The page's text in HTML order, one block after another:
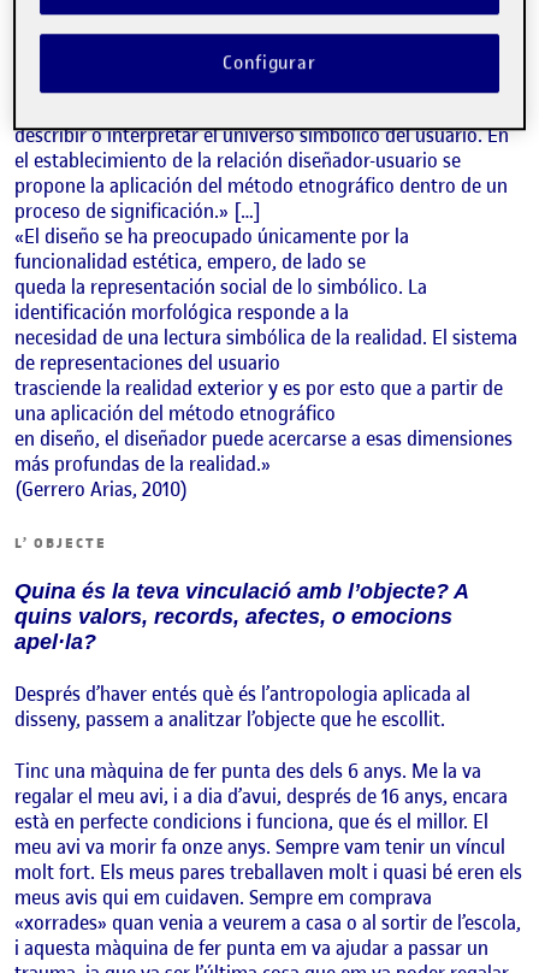
INTRODUCCIÓ
describir o interpretar el universo simbólico del usuario. En
el establecimiento de la relación diseñador-usuario se
propone la aplicación del método etnográfico dentro de un
proceso de significación.» […]
«El diseño se ha preocupado únicamente por la
funcionalidad estética, empero, de lado se
queda la representación social de lo simbólico. La
identificación morfológica responde a la
necesidad de una lectura simbólica de la realidad. El sistema
de representaciones del usuario
trasciende la realidad exterior y es por esto que a partir de
una aplicación del método etnográfico
en diseño, el diseñador puede acercarse a esas dimensiones
más profundas de la realidad.»
(Gerrero Arias, 2010)
L’ OBJECTE
Quina és la teva vinculació amb l’objecte? A
quins valors, records, afectes, o emocions
apel·la?
Després d’haver entés què és l’antropologia aplicada al
disseny, passem a analitzar l’objecte que he escollit.
Tinc una màquina de fer punta des dels 6 anys. Me la va
regalar el meu avi, i a dia d’avui, després de 16 anys, encara
està en perfecte condicions i funciona, que és el millor. El
meu avi va morir fa onze anys. Sempre vam tenir un víncul
molt fort. Els meus pares treballaven molt i quasi bé eren els
meus avis qui em cuidaven. Sempre em comprava
«xorrades» quan venia a veurem a casa o al sortir de l’escola,
i aquesta màquina de fer punta em va ajudar a passar un
Configurar